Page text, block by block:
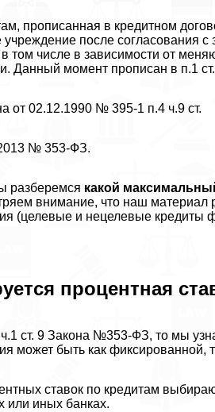
прописанная в кредитном
учреждение после согласования
в том числе в зависимости от
Данный момент прописан в п.1
от 02.12.1990 № 395-1 п.4 ч.9 ст.
№ 353-ФЗ.
разберемся какой
внимание, что наш материал
(целевые и нецелевые кредиты
процентная
ч.1 ст. 9 Закона №353-ФЗ, то мы
может быть как фиксированной,
ставок по кредитам
или иных банках.